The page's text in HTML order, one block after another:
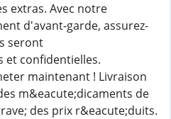
extras. Avec notre
d'avant-garde, assurez-
seront
et confidentielles.
maintenant ! Livraison
m&eacute;dicaments de
des prix r&eacute;duits.